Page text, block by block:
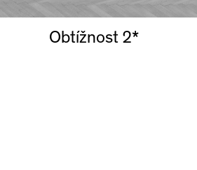
Obtížnost 2*